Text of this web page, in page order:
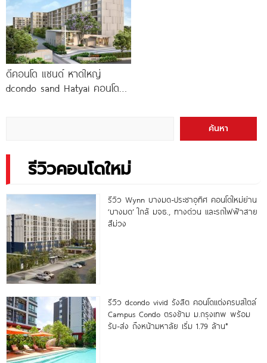
ดีคอนโด แซนด์ หาดใหญ่
dcondo sand Hatyai คอนโด
ค้นหา
รีวิวคอนโดใหม่
รีวิว Wynn บางมด-ประชาอุทิศ คอนโดใหม่ย่าน
‘บางมด’ ใกล้ มจธ., ทางด่วน และรถไฟฟ้าสาย
สีม่วง
รีวิว dcondo vivid รังสิต คอนโดแต่งครบสไตล์
Campus Condo ตรงข้าม ม.กรุงเทพ พร้อม
รับ-ส่ง ถึงหน้ามหาลัย เริ่ม 1.79 ล้าน*